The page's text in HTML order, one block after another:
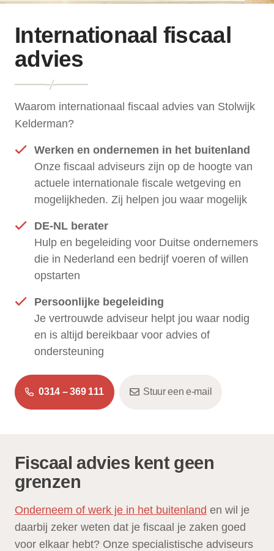
Internationaal fiscaal
advies
Waarom internationaal fiscaal advies van Stolwijk
Kelderman?
Werken en ondernemen in het buitenland
Onze fiscaal adviseurs zijn op de hoogte van
actuele internationale fiscale wetgeving en
mogelijkheden. Zij helpen jou waar mogelijk
DE-NL berater
Hulp en begeleiding voor Duitse ondernemers
die in Nederland een bedrijf voeren of willen
opstarten
Persoonlijke begeleiding
Je vertrouwde adviseur helpt jou waar nodig
en is altijd bereikbaar voor advies of
ondersteuning
0314 – 369 111 Stuur een e-mail
Fiscaal advies kent geen
grenzen
Onderneem of werk je in het buitenland en wil je
daarbij zeker weten dat je fiscaal je zaken goed
voor elkaar hebt? Onze specialistische adviseurs